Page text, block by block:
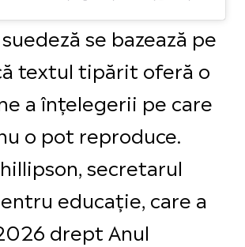
se bazează pe
textul tipărit oferă o
a înțelegerii pe care
o pot reproduce.
secretarul
educație, care a
drept Anul